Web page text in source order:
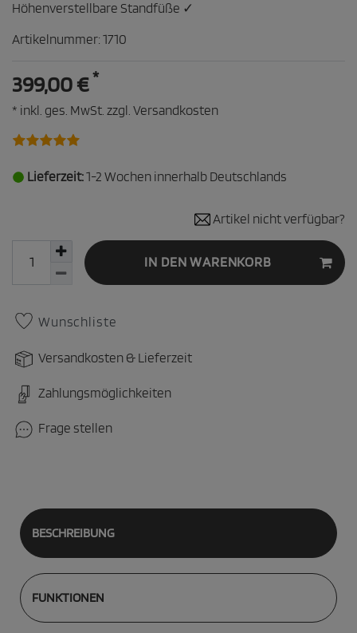
Höhenverstellbare Standfüße ✓
Artikelnummer: 1710
399,00 €*
* inkl. ges. MwSt. zzgl. Versandkosten
Lieferzeit:1-2 Wochen innerhalb Deutschlands
Artikel nicht verfügbar?
IN DEN WARENKORB
Wunschliste
Versandkosten & Lieferzeit
Zahlungsmöglichkeiten
Frage stellen
BESCHREIBUNG
FUNKTIONEN